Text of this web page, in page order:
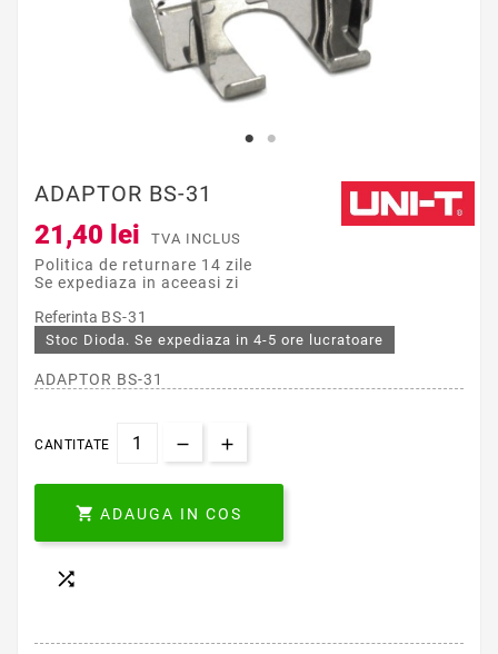
ADAPTOR BS-31
21,40 lei TVA INCLUS
Politica de returnare 14 zile
Se expediaza in aceeasi zi
Referinta BS-31
Stoc Dioda. Se expediaza in 4-5 ore lucratoare
ADAPTOR BS-31
CANTITATE
 ADAUGA IN COS
